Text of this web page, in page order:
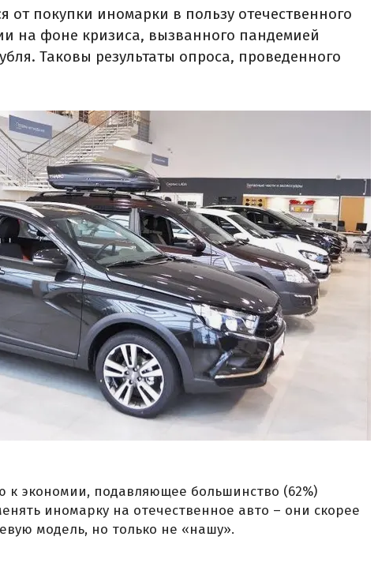
от покупки иномарки в пользу отечественного
на фоне кризиса, вызванного пандемией
Таковы результаты опроса, проведенного
к экономии, подавляющее большинство (62%)
иномарку на отечественное авто – они скорее
модель, но только не «нашу».